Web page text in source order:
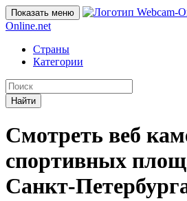
Показать меню
Online.net
Страны
Категории
Найти
Смотреть веб
спортивных
Санкт-